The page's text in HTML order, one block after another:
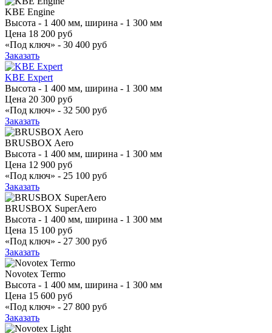
KBE Engine
Высота - 1 400 мм, ширина - 1 300 мм
Цена 18 200 руб
«Под ключ» - 30 400 руб
Заказать
KBE Expert
Высота - 1 400 мм, ширина - 1 300 мм
Цена 20 300 руб
«Под ключ» - 32 500 руб
Заказать
BRUSBOX Aero
Высота - 1 400 мм, ширина - 1 300 мм
Цена 12 900 руб
«Под ключ» - 25 100 руб
Заказать
BRUSBOX SuperAero
Высота - 1 400 мм, ширина - 1 300 мм
Цена 15 100 руб
«Под ключ» - 27 300 руб
Заказать
Novotex Termo
Высота - 1 400 мм, ширина - 1 300 мм
Цена 15 600 руб
«Под ключ» - 27 800 руб
Заказать